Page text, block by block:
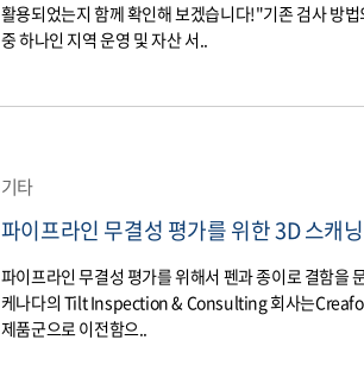
활용되었는지 함께 확인해 보겠습니다!"기존 검사 방
중 하나인 지역 운영 및 자산 서..
기타
파이프라인 무결성 평가를 위한 3D 스캐
파이프라인 무결성 평가를 위해서 펜과 종이로 결함을
케나다의 Tilt Inspection & Consulting 회사는
제품군으로 이전함으..